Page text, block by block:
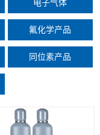
电子气体
氟化学产品
同位素产品